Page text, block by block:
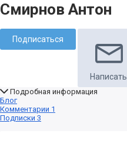
Смирнов Антон
Подписаться
Написать
Подробная информация
Блог
Комментарии 1
Подписки 3